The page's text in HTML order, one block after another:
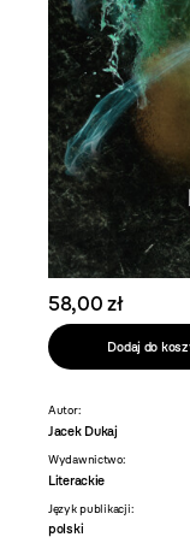
58,00 zł
Dodaj do
Autor:
Jacek Dukaj
Wydawnictwo:
Literackie
Język publikacji:
polski